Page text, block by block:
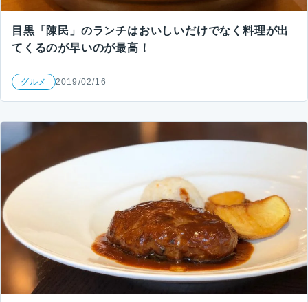
目黒「陳民」のランチはおいしいだけでなく料理が出
てくるのが早いのが最高！
グルメ 2019/02/16